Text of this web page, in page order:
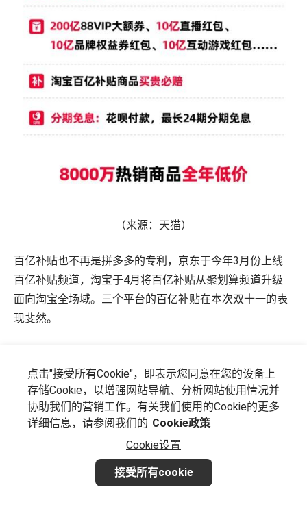
（来源：天猫）
百亿补贴也不再是拼多多的专利，京东于今年3月份上线
百亿补贴频道，淘宝于4月将百亿补贴从聚划算频道升级
面向淘宝全场域。三个平台的百亿补贴在本次双十一的表
现斐然。
抢到消费者后，再用会员提高消费者粘性。
比如京东将PLUS会员的运费券升级为无限免邮，还降低了
自营配送费门槛；
淘天也将88VIP升级为3张卡：原先注重生活和娱乐体验的
会员卡焕新为「生活卡」，并新增以用户消费购物需求为
点击"接受所有Cookie"，即表示您同意在您的设备上
存储Cookie，以增强网站导航、分析网站使用情况并
协助我们的营销工作。有关我们使用的Cookie的更多
详细信息，请参阅我们的 Cookie政策
Cookie设置
接受所有cookie